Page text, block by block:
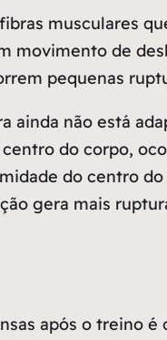
musculares
movimento de
pequenas
ainda não está
do corpo,
do centro
gera mais
após o treino